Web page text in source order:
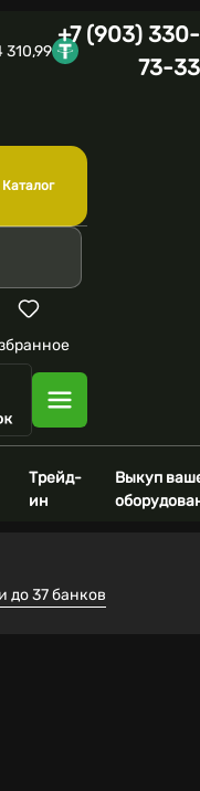
310,99
+7 (903) 330-
73-33
Каталог
Трейд-
ин
Выкуп
до 37 банков